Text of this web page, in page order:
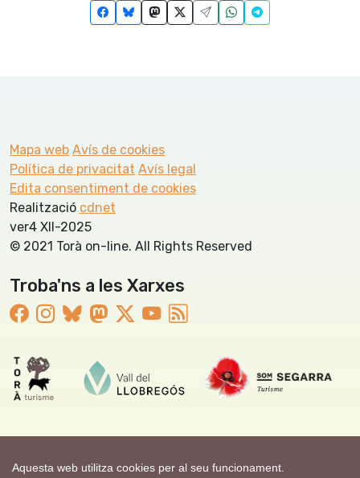
Aquesta web utilitza cookies per al seu funcionament.
Mapa web Avís de cookies
Política de privacitat Avís legal
Edita consentiment de cookies
Realització cdnet
ver4 XII-2025
© 2021 Torà on-line. All Rights Reserved
Troba'ns a les Xarxes